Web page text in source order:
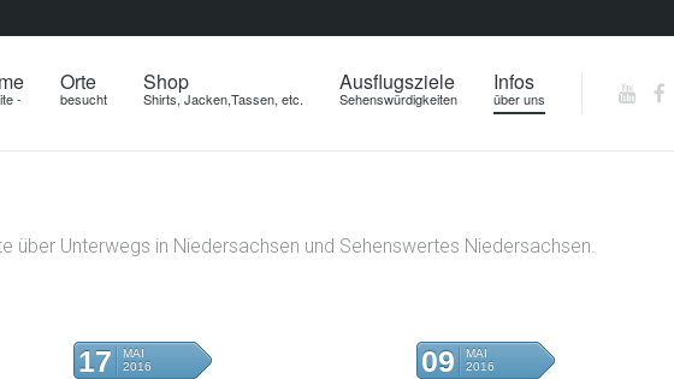
-
Orte
besucht
Shop
Shirts, Jacken,Tassen, etc.
Ausflugsziele
Sehenswürdigkeiten
Infos
über uns
über Unterwegs in Niedersachsen und Sehenswertes Niedersachsen.
17
MAI
2016
09
MAI
2016